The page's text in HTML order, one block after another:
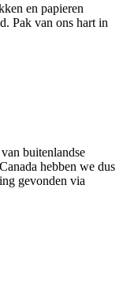
en papieren
Pak van ons hart in
buitenlandse
hebben we dus
gevonden via